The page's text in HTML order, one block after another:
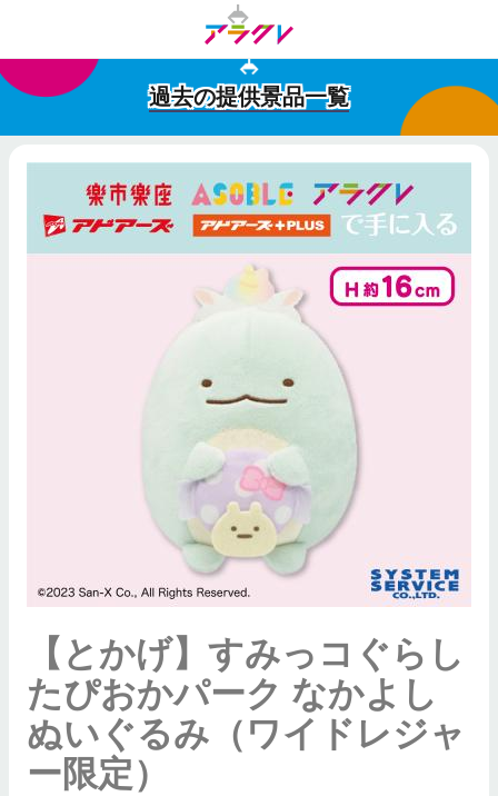
過去の提供景品一覧
【とかげ】すみっコぐらし
たぴおかパーク なかよし
ぬいぐるみ（ワイドレジャ
ー限定）